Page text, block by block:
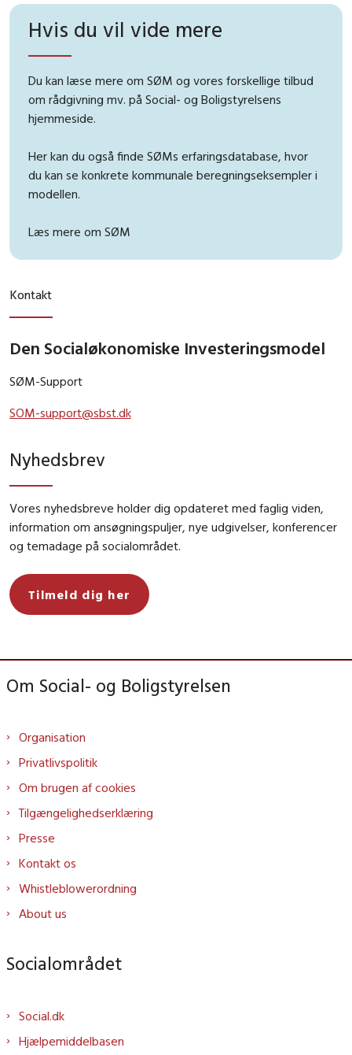
Hvis du vil vide mere
Du kan læse mere om SØM og vores forskellige tilbud
om rådgivning mv. på Social- og Boligstyrelsens
hjemmeside.
Her kan du også finde SØMs erfaringsdatabase, hvor
du kan se konkrete kommunale beregningseksempler i
modellen.
Læs mere om SØM
Kontakt
Den Socialøkonomiske Investeringsmodel
SØM-Support
SOM-support@sbst.dk
Nyhedsbrev
Vores nyhedsbreve holder dig opdateret med faglig viden,
information om ansøgningspuljer, nye udgivelser, konferencer
og temadage på socialområdet.
Tilmeld dig her
Om Social- og Boligstyrelsen
Organisation
Privatlivspolitik
Om brugen af cookies
Tilgængelighedserklæring
Presse
Kontakt os
Whistleblowerordning
About us
Socialområdet
Social.dk
Hjælpemiddelbasen